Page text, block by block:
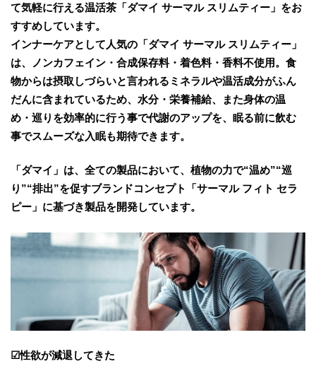
て気軽に行える温活茶「ダマイ サーマル スリムティー」をお
すすめしています。
インナーケアとして人気の「ダマイ サーマル スリムティー」
は、ノンカフェイン・合成保存料・着色料・香料不使用。食
物からは摂取しづらいと言われるミネラルや温活成分がふん
だんに含まれているため、水分・栄養補給、また身体の温
め・巡りを効率的に行う事で代謝のアップを、眠る前に飲む
事でスムーズな入眠も期待できます。
「ダマイ」は、全ての製品において、植物の力で“温め”“巡
り”“排出”を促すブランドコンセプト「サーマル フィト セラ
ピー」に基づき製品を開発しています。
☑性欲が減退してきた